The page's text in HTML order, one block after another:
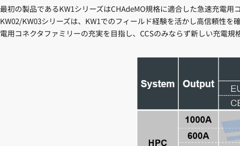
最初の製品であるKW1シリーズはCHAdeMO規格に適合した急速充電
KW02/KW03シリーズは、KW1でのフィールド経験を活かし高信頼性
電用コネクタファミリーの充実を目指し、CCSのみならず新しい充電